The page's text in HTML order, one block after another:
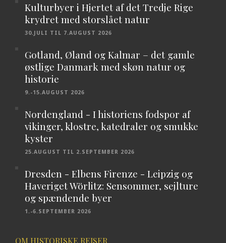
Kulturbyer i Hjertet af det Tredje Rige
krydret med storslået natur
30.JULI TIL 7.AUGUST 2026
Gotland, Øland og Kalmar – det gamle
østlige Danmark med skøn natur og
historie
9.-15.AUGUST 2026
Nordengland - I historiens fodspor af
vikinger, klostre, katedraler og smukke
kyster
25.AUGUST TIL 2.SEPTEMBER 2026
Dresden - Elbens Firenze - Leipzig og
Haveriget Wörlitz: Sensommer, sejlture
og spændende byer
1.-6.SEPTEMBER 2026
OM HISTORISKE REJSER